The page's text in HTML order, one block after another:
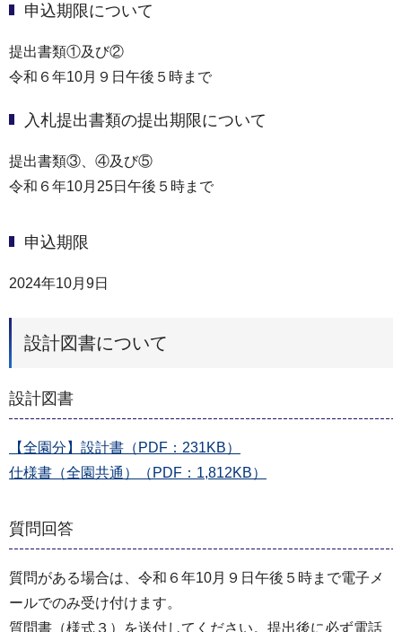
申込期限について
提出書類①及び②
令和６年10月９日午後５時まで
入札提出書類の提出期限について
提出書類③、④及び⑤
令和６年10月25日午後５時まで
申込期限
2024年10月9日
設計図書について
設計図書
【全園分】設計書（PDF：231KB）
仕様書（全園共通）（PDF：1,812KB）
質問回答
質問がある場合は、令和６年10月９日午後５時まで電子メ
ールでのみ受け付けます。
質問書（様式３）を送付してください。提出後に必ず電話